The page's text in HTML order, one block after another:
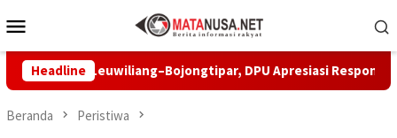
ke
Mobile
Headline
Leuwiliang–Bojongtipar, DPU Apresiasi Respons Penyedia
Beranda Peristiwa